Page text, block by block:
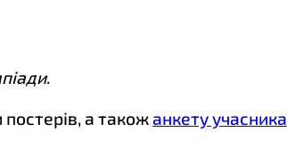
.
а також анкету учасника